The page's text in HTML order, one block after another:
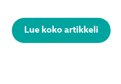
Lue koko artikkeli